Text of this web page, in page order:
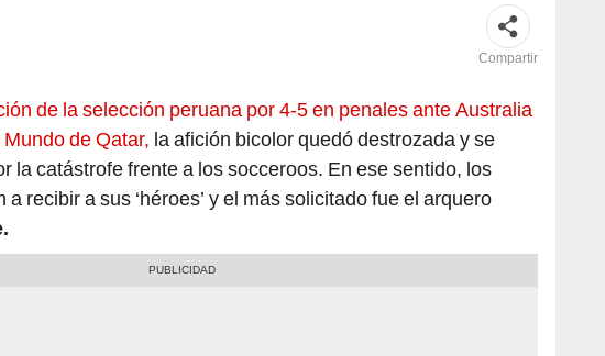
Compartir
de la selección peruana por 4-5 en penales ante Australia
de Qatar, la afición bicolor quedó destrozada y se
la catástrofe frente a los socceroos. En ese sentido, los
recibir a sus ‘héroes’ y el más solicitado fue el arquero